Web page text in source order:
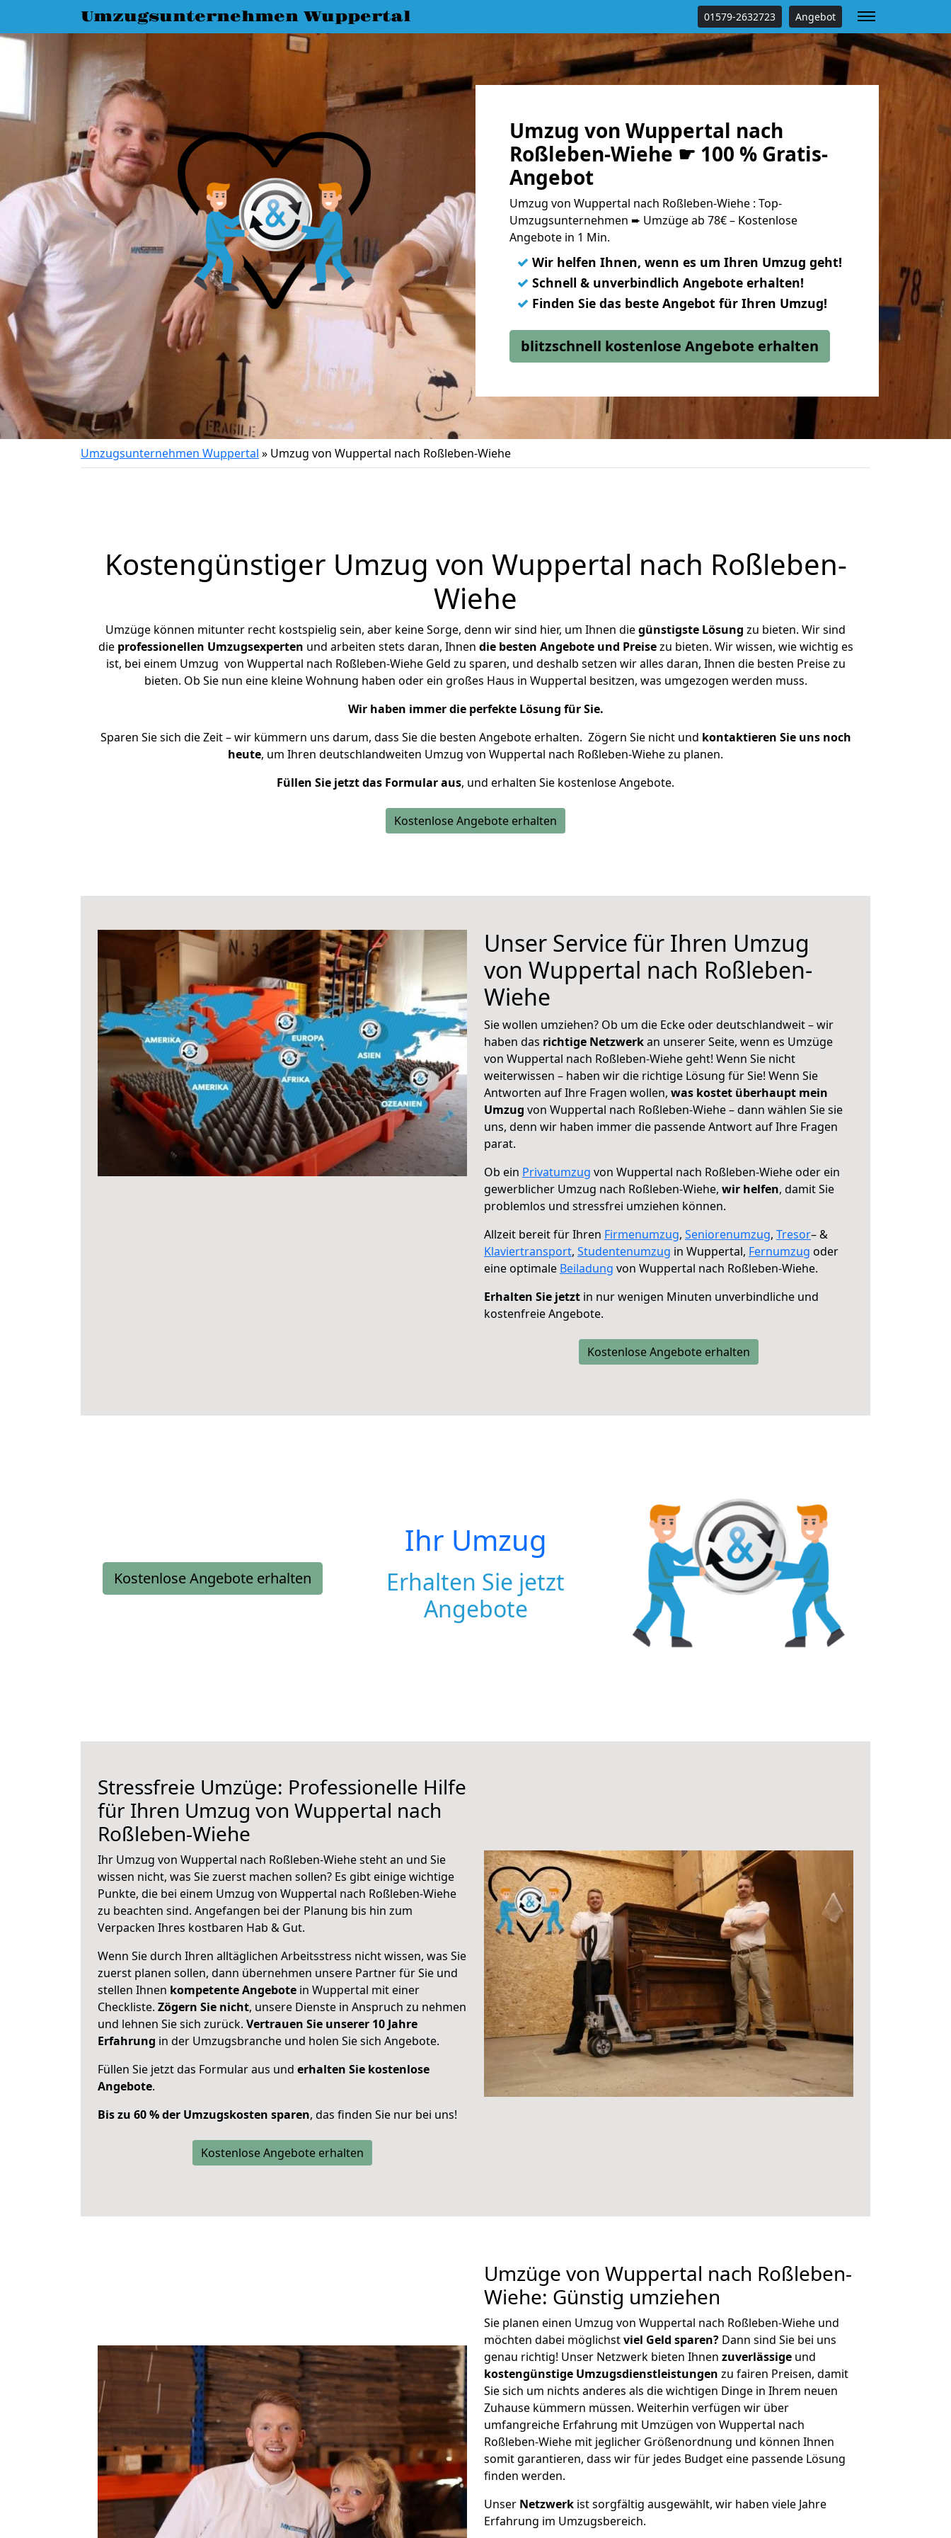
Umzugsunternehmen Wuppertal 01579-2632723 Angebot
Umzug von Wuppertal nach
Roßleben-Wiehe ☛ 100 % Gratis-
Angebot
Umzug von Wuppertal nach Roßleben-Wiehe : Top-
Umzugsunternehmen ➨ Umzüge ab 78€ – Kostenlose
Angebote in 1 Min.
✓ Wir helfen Ihnen, wenn es um Ihren Umzug geht!
✓ Schnell & unverbindlich Angebote erhalten!
✓ Finden Sie das beste Angebot für Ihren Umzug!
blitzschnell kostenlose Angebote erhalten
Umzugsunternehmen Wuppertal » Umzug von Wuppertal nach Roßleben-Wiehe
Kostengünstiger Umzug von Wuppertal nach Roßleben-
Wiehe
Umzüge können mitunter recht kostspielig sein, aber keine Sorge, denn wir sind hier, um Ihnen diegünstigste Lösung zu bieten. Wir sind
die professionellen Umzugsexperten und arbeiten stets daran, Ihnen die besten Angebote und Preisezu bieten. Wir wissen, wie wichtig es
ist, bei einem Umzug von Wuppertal nach Roßleben-Wiehe Geld zu sparen, und deshalb setzen wir alles daran, Ihnen die besten Preise zu
bieten. Ob Sie nun eine kleine Wohnung haben oder ein großes Haus in Wuppertal besitzen, was umgezogen werden muss.
Wir haben immer die perfekte Lösung für Sie.
Sparen Sie sich die Zeit – wir kümmern uns darum, dass Sie die besten Angebote erhalten. Zögern Sie nicht und kontaktieren Sie uns noch
heute, um Ihren deutschlandweiten Umzug von Wuppertal nach Roßleben-Wiehe zu planen.
Füllen Sie jetzt das Formular aus, und erhalten Sie kostenlose Angebote.
Kostenlose Angebote erhalten
Unser Service für Ihren Umzug
von Wuppertal nach Roßleben-
Wiehe
Sie wollen umziehen? Ob um die Ecke oder deutschlandweit – wir
haben das richtige Netzwerkan unserer Seite, wenn es Umzüge
von Wuppertal nach Roßleben-Wiehe geht! Wenn Sie nicht
weiterwissen – haben wir die richtige Lösung für Sie! Wenn Sie
Antworten auf Ihre Fragen wollen, was kostet überhaupt mein
Umzug von Wuppertal nach Roßleben-Wiehe – dann wählen Sie sie
uns, denn wir haben immer die passende Antwort auf Ihre Fragen
parat.
Ob ein Privatumzug von Wuppertal nach Roßleben-Wiehe oder ein
gewerblicher Umzug nach Roßleben-Wiehe, wir helfen, damit Sie
problemlos und stressfrei umziehen können.
Allzeit bereit für Ihren Firmenumzug, Seniorenumzug, Tresor– &
Klaviertransport, Studentenumzug in Wuppertal, Fernumzug oder
eine optimale Beiladung von Wuppertal nach Roßleben-Wiehe.
Erhalten Sie jetzt in nur wenigen Minuten unverbindliche und
kostenfreie Angebote.
Kostenlose Angebote erhalten
Kostenlose Angebote erhalten
Ihr Umzug
Erhalten Sie jetzt
Angebote
Stressfreie Umzüge: Professionelle Hilfe
für Ihren Umzug von Wuppertal nach
Roßleben-Wiehe
Ihr Umzug von Wuppertal nach Roßleben-Wiehe steht an und Sie
wissen nicht, was Sie zuerst machen sollen? Es gibt einige wichtige
Punkte, die bei einem Umzug von Wuppertal nach Roßleben-Wiehe
zu beachten sind. Angefangen bei der Planung bis hin zum
Verpacken Ihres kostbaren Hab & Gut.
Wenn Sie durch Ihren alltäglichen Arbeitsstress nicht wissen, was Sie
zuerst planen sollen, dann übernehmen unsere Partner für Sie und
stellen Ihnen kompetente Angebote in Wuppertal mit einer
Checkliste. Zögern Sie nicht, unsere Dienste in Anspruch zu nehmen
und lehnen Sie sich zurück. Vertrauen Sie unserer 10 Jahre
Erfahrung in der Umzugsbranche und holen Sie sich Angebote.
Füllen Sie jetzt das Formular aus und erhalten Sie kostenlose
Angebote.
Bis zu 60 % der Umzugskosten sparen, das finden Sie nur bei uns!
Kostenlose Angebote erhalten
Umzüge von Wuppertal nach Roßleben-
Wiehe: Günstig umziehen
Sie planen einen Umzug von Wuppertal nach Roßleben-Wiehe und
möchten dabei möglichstviel Geld sparen? Dann sind Sie bei uns
genau richtig! Unser Netzwerk bieten Ihnen zuverlässige und
kostengünstige Umzugsdienstleistungen zu fairen Preisen, damit
Sie sich um nichts anderes als die wichtigen Dinge in Ihrem neuen
Zuhause kümmern müssen. Weiterhin verfügen wir über
umfangreiche Erfahrung mit Umzügen von Wuppertal nach
Roßleben-Wiehe mit jeglicher Größenordnung und können Ihnen
somit garantieren, dass wir für jedes Budget eine passende Lösung
finden werden.
Unser Netzwerk ist sorgfältig ausgewählt, wir haben viele Jahre
Erfahrung im Umzugsbereich.